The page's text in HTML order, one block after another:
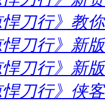
悍刀行》教
悍刀行》新
悍刀行》新
悍刀行》侠